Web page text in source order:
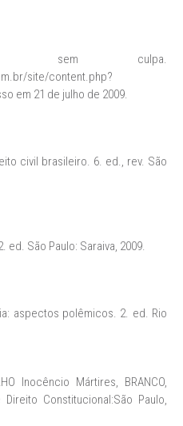
sem culpa.
site/content.php?
em 21 de julho de 2009.
civil brasileiro. 6. ed., rev. São
ed. São Paulo: Saraiva, 2009.
aspectos polêmicos. 2. ed. Rio
Inocêncio Mártires, BRANCO,
Constitucional:São Paulo,